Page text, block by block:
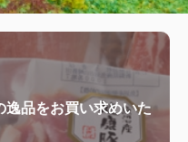
逸品をお買い求めいた